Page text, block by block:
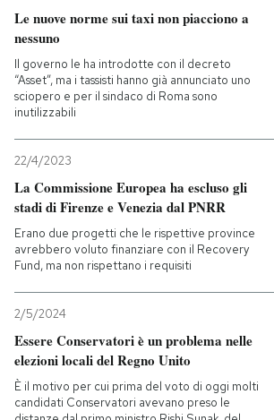
Le nuove norme sui taxi non piacciono a
nessuno
Il governo le ha introdotte con il decreto
“Asset”, ma i tassisti hanno già annunciato uno
sciopero e per il sindaco di Roma sono
inutilizzabili
22/4/2023
La Commissione Europea ha escluso gli
stadi di Firenze e Venezia dal PNRR
Erano due progetti che le rispettive province
avrebbero voluto finanziare con il Recovery
Fund, ma non rispettano i requisiti
2/5/2024
Essere Conservatori è un problema nelle
elezioni locali del Regno Unito
È il motivo per cui prima del voto di oggi molti
candidati Conservatori avevano preso le